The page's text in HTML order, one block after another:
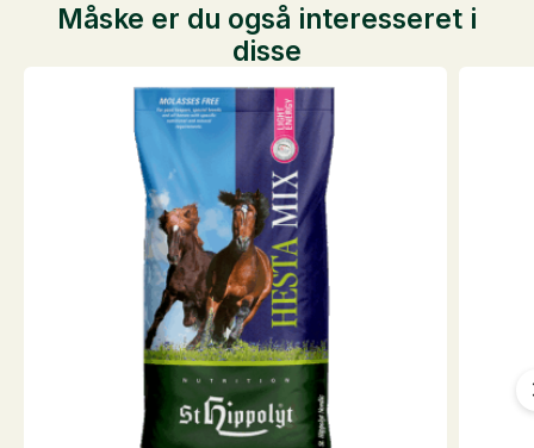
Måske er du også interesseret i
disse